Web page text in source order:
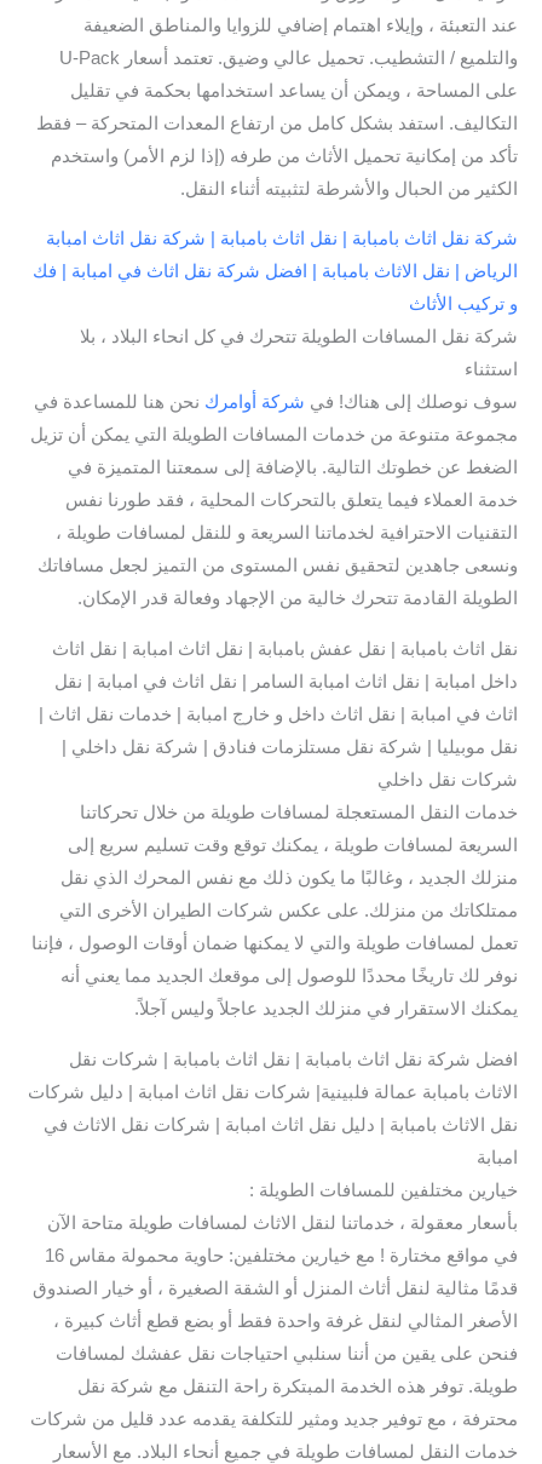
عند التعبئة ، وإيلاء اهتمام إضافي للزوايا والمناطق الضعيفة
والتلميع / التشطيب. تحميل عالي وضيق. تعتمد أسعار U-Pack
على المساحة ، ويمكن أن يساعد استخدامها بحكمة في تقليل
التكاليف. استفد بشكل كامل من ارتفاع المعدات المتحركة – فقط
تأكد من إمكانية تحميل الأثاث من طرفه (إذا لزم الأمر) واستخدم
الكثير من الحبال والأشرطة لتثبيته أثناء النقل.
شركة نقل اثاث بامبابة | نقل اثاث بامبابة | شركة نقل اثاث امبابة
الرياض | نقل الاثاث بامبابة | افضل شركة نقل اثاث في امبابة | فك
و تركيب الأثاث
شركة نقل المسافات الطويلة تتحرك في كل انحاء البلاد ، بلا
استثناء
سوف نوصلك إلى هناك! في شركة أوامرك نحن هنا للمساعدة في
مجموعة متنوعة من خدمات المسافات الطويلة التي يمكن أن تزيل
الضغط عن خطوتك التالية. بالإضافة إلى سمعتنا المتميزة في
خدمة العملاء فيما يتعلق بالتحركات المحلية ، فقد طورنا نفس
التقنيات الاحترافية لخدماتنا السريعة و للنقل لمسافات طويلة ،
ونسعى جاهدين لتحقيق نفس المستوى من التميز لجعل مسافاتك
الطويلة القادمة تتحرك خالية من الإجهاد وفعالة قدر الإمكان.
نقل اثاث بامبابة | نقل عفش بامبابة | نقل اثاث امبابة | نقل اثاث
داخل امبابة | نقل اثاث امبابة السامر | نقل اثاث في امبابة | نقل
اثاث في امبابة | نقل اثاث داخل و خارج امبابة | خدمات نقل اثاث |
نقل موبيليا | شركة نقل مستلزمات فنادق | شركة نقل داخلي |
شركات نقل داخلي
خدمات النقل المستعجلة لمسافات طويلة من خلال تحركاتنا
السريعة لمسافات طويلة ، يمكنك توقع وقت تسليم سريع إلى
منزلك الجديد ، وغالبًا ما يكون ذلك مع نفس المحرك الذي نقل
ممتلكاتك من منزلك. على عكس شركات الطيران الأخرى التي
تعمل لمسافات طويلة والتي لا يمكنها ضمان أوقات الوصول ، فإننا
نوفر لك تاريخًا محددًا للوصول إلى موقعك الجديد مما يعني أنه
يمكنك الاستقرار في منزلك الجديد عاجلاً وليس آجلاً.
افضل شركة نقل اثاث بامبابة | نقل اثاث بامبابة | شركات نقل
الاثاث بامبابة عمالة فلبينية| شركات نقل اثاث امبابة | دليل شركات
نقل الاثاث بامبابة | دليل نقل اثاث امبابة | شركات نقل الاثاث في
امبابة
خيارين مختلفين للمسافات الطويلة :
بأسعار معقولة ، خدماتنا لنقل الاثاث لمسافات طويلة متاحة الآن
في مواقع مختارة ! مع خيارين مختلفين: حاوية محمولة مقاس 16
قدمًا مثالية لنقل أثاث المنزل أو الشقة الصغيرة ، أو خيار الصندوق
الأصغر المثالي لنقل غرفة واحدة فقط أو بضع قطع أثاث كبيرة ،
فنحن على يقين من أننا سنلبي احتياجات نقل عفشك لمسافات
طويلة. توفر هذه الخدمة المبتكرة راحة التنقل مع شركة نقل
محترفة ، مع توفير جديد ومثير للتكلفة يقدمه عدد قليل من شركات
خدمات النقل لمسافات طويلة في جميع أنحاء البلاد. مع الأسعار